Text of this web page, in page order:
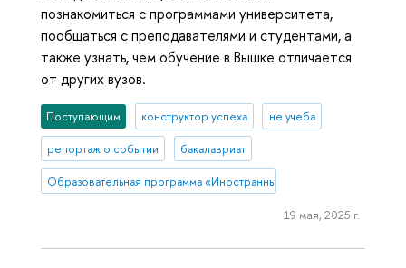
познакомиться с программами университета,
пообщаться с преподавателями и студентами, а
также узнать, чем обучение в Вышке отличается
от других вузов.
Поступающим конструктор успеха не учеба
репортаж о событии бакалавриат
Образовательная программа «Иностранные языки и
19 мая, 2025 г.